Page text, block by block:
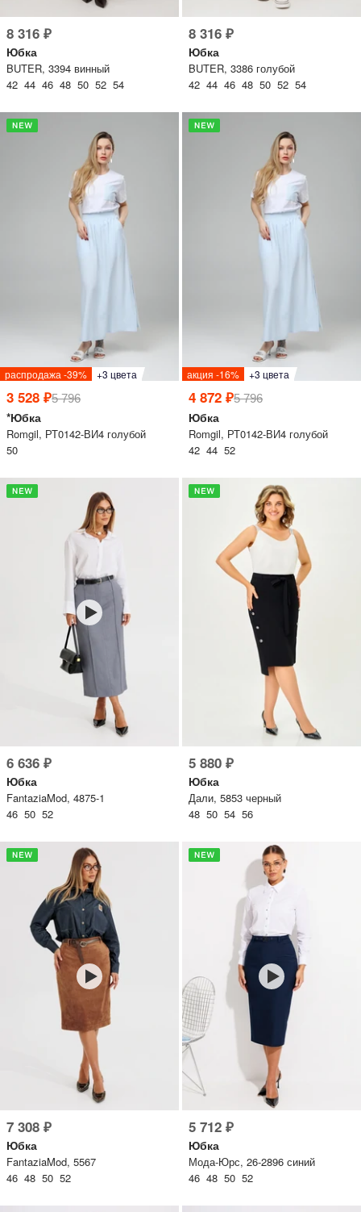
8 316 ₽
Юбка
BUTER, 3394 винный
42 44 46 48 50 52 54
8 316 ₽
Юбка
BUTER, 3386 голубой
42 44 46 48 50 52 54
распродажа -39% +3 цвета
3 528 ₽5 796
*Юбка
Romgil, РТ0142-ВИ4 голубой
50
акция -16% +3 цвета
4 872 ₽5 796
Юбка
Romgil, РТ0142-ВИ4 голубой
42 44 52
6 636 ₽
Юбка
FantaziaMod, 4875-1
46 50 52
5 880 ₽
Юбка
Дали, 5853 черный
48 50 54 56
7 308 ₽
Юбка
FantaziaMod, 5567
46 48 50 52
5 712 ₽
Юбка
Мода-Юрс, 26-2896 синий
46 48 50 52